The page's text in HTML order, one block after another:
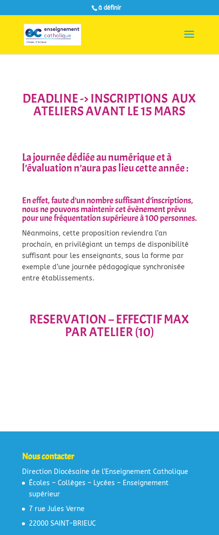
à définir
DEADLINE -> INSCRIPTIONS AUX
ATELIERS AVANT LE 15 MARS
La journée dédiée au numérique et à
l’évaluation n’aura pas lieu cette année :
En effet, faute d’un nombre suffisant d’inscriptions,
nous ne pouvons maintenir cet évènement prévu
pour une fréquentation supérieure à 100 personnes.
Néanmoins, cette proposition reviendra l’an
prochain, en privilégiant un temps de disponibilité
suffisant pour les enseignants, sous la forme par
exemple d’une journée pédagogique synchronisée
entre établissements.
RESERVATION – EFFECTIF MAX
PAR ATELIER (10)
Nous contacter
Direction Diocésaine de l’Enseignement Catholique
Écoles – Collèges – Lycées – Enseignement
supérieur
7 rue Jules Verne
22000 SAINT-BRIEUC